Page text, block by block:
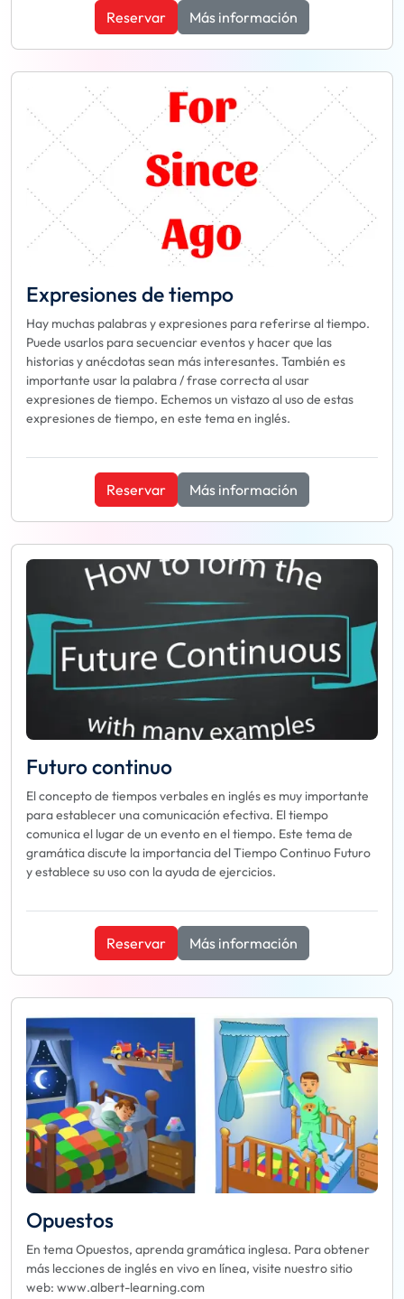
Reservar Más información
Expresiones de tiempo
Hay muchas palabras y expresiones para referirse al tiempo.
Puede usarlos para secuenciar eventos y hacer que las
historias y anécdotas sean más interesantes. También es
importante usar la palabra / frase correcta al usar
expresiones de tiempo. Echemos un vistazo al uso de estas
expresiones de tiempo, en este tema en inglés.
Reservar Más información
Futuro continuo
El concepto de tiempos verbales en inglés es muy importante
para establecer una comunicación efectiva. El tiempo
comunica el lugar de un evento en el tiempo. Este tema de
gramática discute la importancia del Tiempo Continuo Futuro
y establece su uso con la ayuda de ejercicios.
Reservar Más información
Opuestos
En tema Opuestos, aprenda gramática inglesa. Para obtener
más lecciones de inglés en vivo en línea, visite nuestro sitio
web: www.albert-learning.com